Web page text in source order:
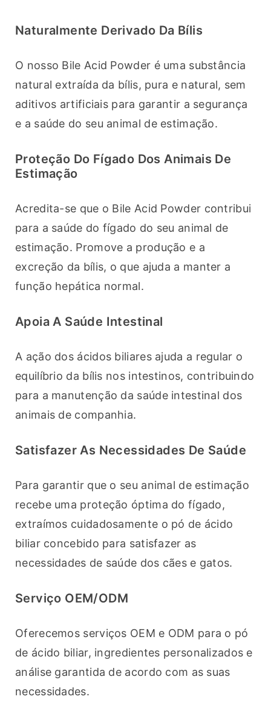
Naturalmente Derivado Da Bílis
O nosso Bile Acid Powder é uma substância
natural extraída da bílis, pura e natural, sem
aditivos artificiais para garantir a segurança
e a saúde do seu animal de estimação.
Proteção Do Fígado Dos Animais De
Estimação
Acredita-se que o Bile Acid Powder contribui
para a saúde do fígado do seu animal de
estimação. Promove a produção e a
excreção da bílis, o que ajuda a manter a
função hepática normal.
Apoia A Saúde Intestinal
A ação dos ácidos biliares ajuda a regular o
equilíbrio da bílis nos intestinos, contribuindo
para a manutenção da saúde intestinal dos
animais de companhia.
Satisfazer As Necessidades De Saúde
Para garantir que o seu animal de estimação
recebe uma proteção óptima do fígado,
extraímos cuidadosamente o pó de ácido
biliar concebido para satisfazer as
necessidades de saúde dos cães e gatos.
Serviço OEM/ODM
Oferecemos serviços OEM e ODM para o pó
de ácido biliar, ingredientes personalizados e
análise garantida de acordo com as suas
necessidades.